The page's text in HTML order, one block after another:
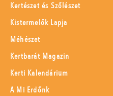
Kertészet és Szőlészet
Kistermelők Lapja
Méhészet
Kertbarát Magazin
Kerti Kalendárium
A Mi Erdőnk